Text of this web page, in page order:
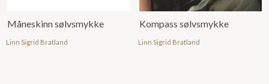
Måneskinn sølvsmykke
Linn Sigrid Bratland
Kompass sølvsmykke
Linn Sigrid Bratland